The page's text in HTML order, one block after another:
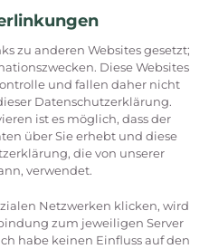
zu anderen Websites gesetzt;
Diese Websites
und fallen daher nicht
Datenschutzerklärung.
ist es möglich, dass der
über Sie erhebt und diese
die von unserer
verwendet.
Netzwerken klicken, wird
zum jeweiligen Server
habe keinen Einfluss auf den